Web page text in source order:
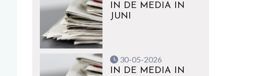
IN DE MEDIA IN
JUNI
30-05-2026
IN DE MEDIA IN